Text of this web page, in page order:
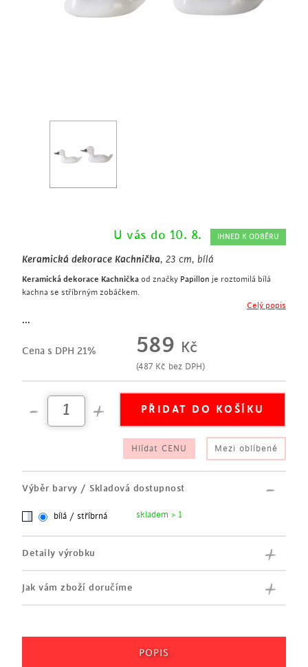
U vás do 10. 8. IHNED K ODBĚRU
Keramická dekorace Kachnička, 23 cm, bílá
Keramická dekorace Kachnička od značky Papillon je roztomilá bílá
kachna se stříbrným zobáčkem.
doslova propluje každým kusem
keramická dekorace
originální designový dárek
...
Celý popis
Cena s DPH 21% 589 Kč
(487 Kč bez DPH)
Hlídat CENU Mezi oblíbené
Výběr barvy / Skladová dostupnost
bílá / stříbrná skladem > 1
Detaily výrobku
Jak vám zboží doručíme
POPIS